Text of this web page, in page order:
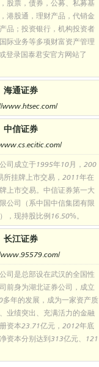
股票，债券，公募、私募基
港股通，理财产品，代销金
品；投资银行，机构投资者
际业务等多项财富资产管理
登录国泰君安官方网站了
海通证券
www.htsec.com/
中信证券
司成立于1995年10月，200
所挂牌上市交易，2011年在
上市交易。中信证券第一大
公司（系中国中信集团有限
，现持股比例16.50%。
长江证券
司是总部设在武汉的全国性
前身为湖北证券公司，成立
年的发展，成为一家资产质
业绩突出、充满活力的金融
资本23.71亿元，2012年底
资本分别达到313亿元、121